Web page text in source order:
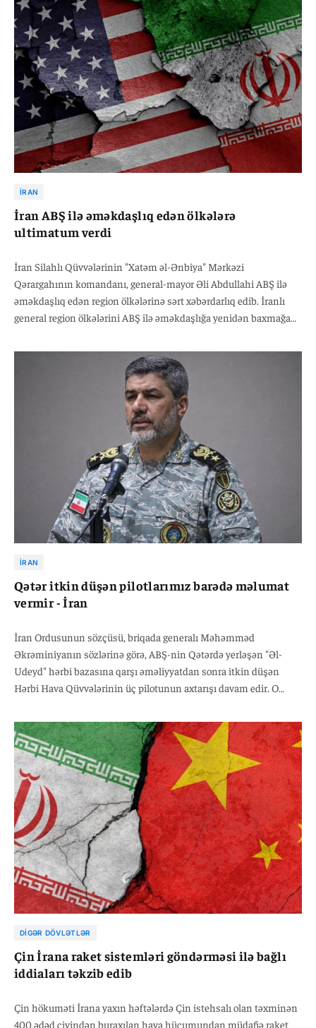
İRAN
İran ABŞ ilə əməkdaşlıq edən ölkələrə
ultimatum verdi
İran Silahlı Qüvvələrinin "Xatəm əl-Ənbiya" Mərkəzi
Qərargahının komandanı, general-mayor Əli Abdullahi ABŞ ilə
əməkdaşlıq edən region ölkələrinə sərt xəbərdarlıq edib. İranlı
general region ölkələrini ABŞ ilə əməkdaşlığa yenidən baxmağa
qalxanı olan istənilən dövlət müharibənin nəticələri ilə üzləşəcək
İRAN
Qətər itkin düşən pilotlarımız barədə məlumat
vermir - İran
İran Ordusunun sözçüsü, briqada generalı Məhəmməd
Əkrəminiyanın sözlərinə görə, ABŞ-nin Qətərdə yerləşən "Əl-
Udeyd" hərbi bazasına qarşı əməliyyatdan sonra itkin düşən
Hərbi Hava Qüvvələrinin üç pilotunun axtarışı davam edir. O
məlumata malik olmadığını iddia edir.
DIGƏR DÖVLƏTLƏR
Çin İrana raket sistemləri göndərməsi ilə bağlı
iddiaları təkzib edib
Çin hökuməti İrana yaxın həftələrdə Çin istehsalı olan təxminən
400 ədəd çiyindən buraxılan hava hücumundan müdafiə raket